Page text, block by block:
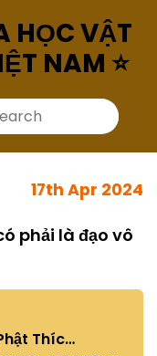
HỌC VẬT
NAM ⭐
17th Apr 2024
phải là đạo vô